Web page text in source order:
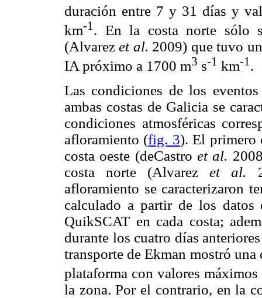
duración entre 7 y 31 días y
km-1 . En la costa norte sólo
(Alvarezet al. 2009) que tuvo
IA próximo a 1700 m3 s-1 km-1 .
Las condiciones de los
ambas costas de Galicia se
condiciones atmosféricas
afloramiento (fig. 3). El primero
costa oeste (deCastroet al.
costa norte (Alvarezet al.
afloramiento se caracterizaron
calculado a partir de los
QuikSCAT en cada costa;
durante los cuatro días
transporte de Ekman mostró
plataforma con valores
la zona. Por el contrario, en la